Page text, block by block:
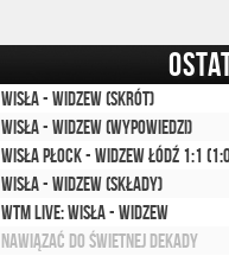
Wisła - Widzew (skrót)
Wisła - Widzew (wypowiedzi)
Wisła Płock - Widzew Łódź 1:1
Wisła - Widzew (składy)
WTM Live: Wisła - Widzew
Nawiązać do świetnej dekady